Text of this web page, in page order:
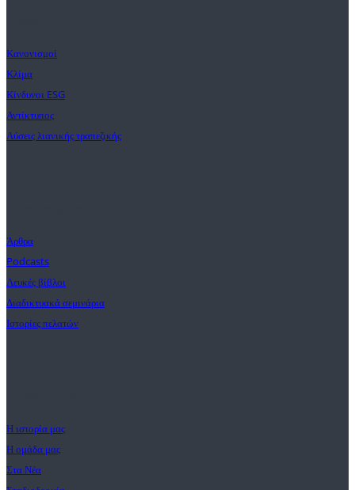
Κανονισμοί
Κλίμα
Κίνδυνοι ESG
Αντίκτυπος
Λύσεις λιανικής τραπεζικής
Άρθρα
Podcasts
Λευκές βίβλοι
Διαδικτυακά σεμινάρια
Ιστορίες πελατών
Η ιστορία μας
Η ομάδα μας
Στα Νέα